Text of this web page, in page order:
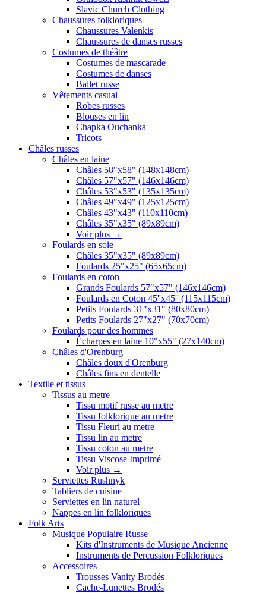
Slavic Church Clothing
Chaussures folkloriques
Chaussures Valenkis
Chaussures de danses russes
Costumes de théâtre
Costumes de mascarade
Costumes de danses
Ballet russe
Vêtements casual
Robes russes
Blouses en lin
Chapka Ouchanka
Tricots
Châles russes
Châles en laine
Châles 58"x58" (148x148cm)
Châles 57"x57" (146x146cm)
Châles 53"x53" (135x135cm)
Châles 49"x49" (125x125cm)
Châles 43"x43" (110x110cm)
Châles 35"x35" (89x89cm)
Voir plus →
Foulards en soie
Châles 35"x35" (89x89cm)
Foulards 25"x25" (65x65cm)
Foulards en coton
Grands Foulards 57"x57" (146x146cm)
Foulards en Coton 45''x45'' (115x115cm)
Petits Foulards 31"x31" (80x80cm)
Petits Foulards 27"x27" (70x70cm)
Foulards pour des hommes
Écharpes en laine 10"x55" (27x140cm)
Châles d'Orenburg
Châles doux d'Orenburg
Châles fins en dentelle
Textile et tissus
Tissus au metre
Tissu motif russe au metre
Tissu folklorique au metre
Tissu Fleuri au metre
Tissu lin au metre
Tissu coton au metre
Tissu Viscose Imprimé
Voir plus →
Serviettes Rushnyk
Tabliers de cuisine
Serviettes en lin naturel
Nappes en lin folkloriques
Folk Arts
Musique Populaire Russe
Kits d'Instruments de Musique Ancienne
Instruments de Percussion Folkloriques
Accessoires
Trousses Vanity Brodés
Cache-Lunettes Brodés